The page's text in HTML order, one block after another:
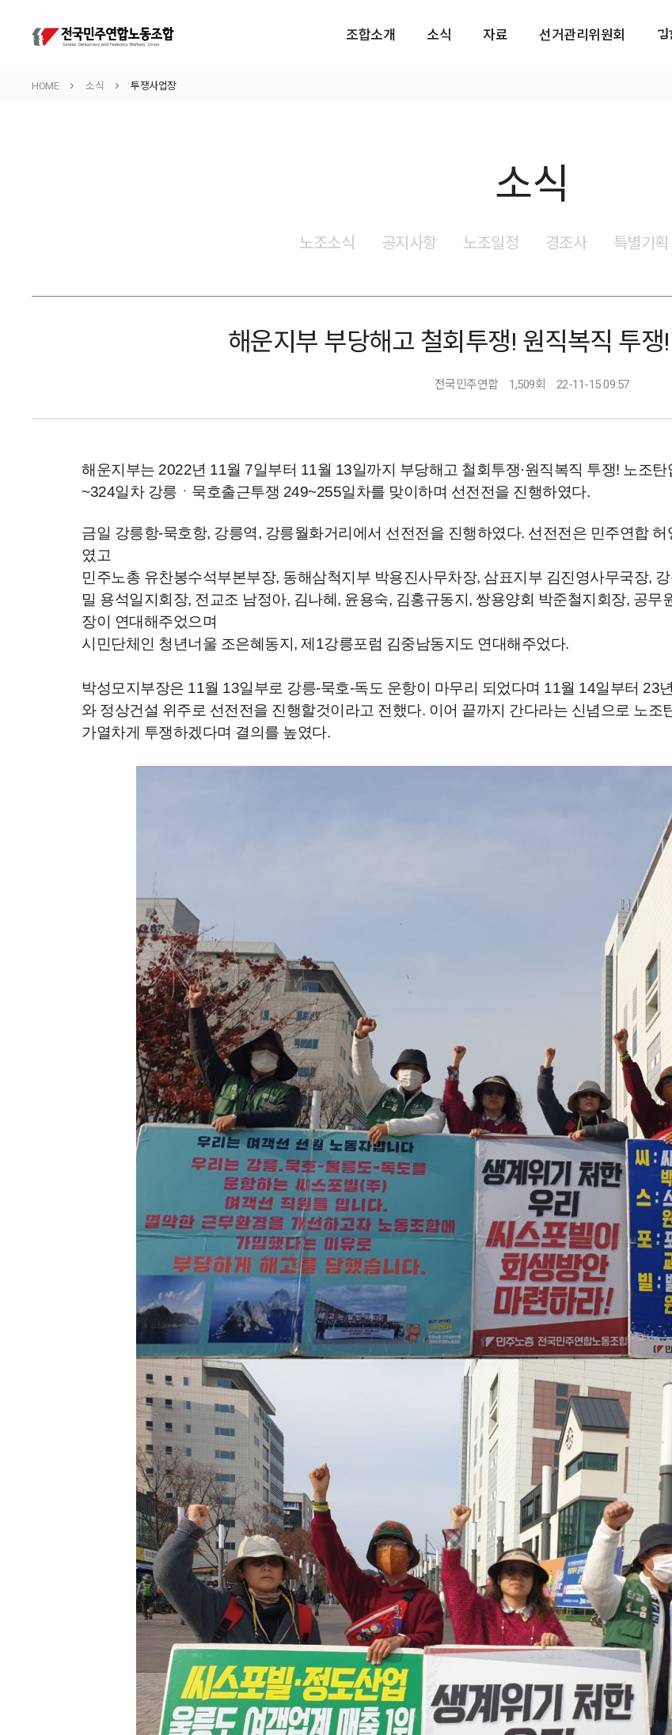
조합소개 소식 자료 선거관리위원회
HOME 소식 투쟁사업장
소식
노조소식 공지사항 노조일정 경조사 특별기획
해운지부 부당해고 철회투쟁! 원직복직 투
전국민주연합 1,509회 22-11-15 09:57
해운지부는 2022년 11월 7일부터 11월 13일까지 부당해고 철회투쟁·원직복직 투쟁! 노조
~324일차 강릉ㆍ묵호출근투쟁 249~255일차를 맞이하며 선전전을 진행하였다.
금일 강릉항-묵호항, 강릉역, 강릉월화거리에서 선전전을 진행하였다. 선전전은 민주연합
였고
민주노총 유찬봉수석부본부장, 동해삼척지부 박용진사무차장, 삼표지부 김진영사무국장,
밀 용석일지회장, 전교조 남정아, 김나혜, 윤용숙, 김홍규동지, 쌍용양회 박준철지회장, 공
장이 연대해주었으며
시민단체인 청년너울 조은혜동지, 제1강릉포럼 김중남동지도 연대해주었다.
박성모지부장은 11월 13일부로 강릉-묵호-독도 운항이 마무리 되었다며 11월 14일부터 23
와 정상건설 위주로 선전전을 진행할것이라고 전했다. 이어 끝까지 간다라는 신념으로 노조
가열차게 투쟁하겠다며 결의를 높였다.